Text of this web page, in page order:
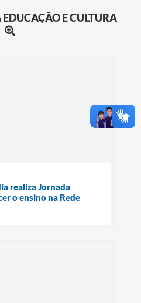
EDUCAÇÃO E CULTURA
realiza Jornada
o ensino na Rede